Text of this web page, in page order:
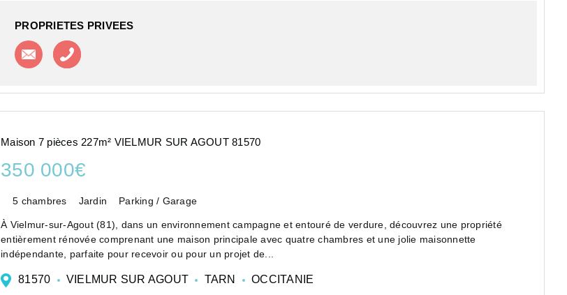
PROPRIETES PRIVEES
Contacter l'agence
Maison 7 pièces 227m² VIELMUR SUR AGOUT 81570
350 000€
5 chambres Jardin Parking / Garage
À Vielmur-sur-Agout (81), dans un environnement campagne et entouré de verdure, découvrez une propriété
entièrement rénovée comprenant une maison principale avec quatre chambres et une jolie maisonnette
indépendante, parfaite pour recevoir ou pour un projet de...
81570 VIELMUR SUR AGOUT TARN OCCITANIE